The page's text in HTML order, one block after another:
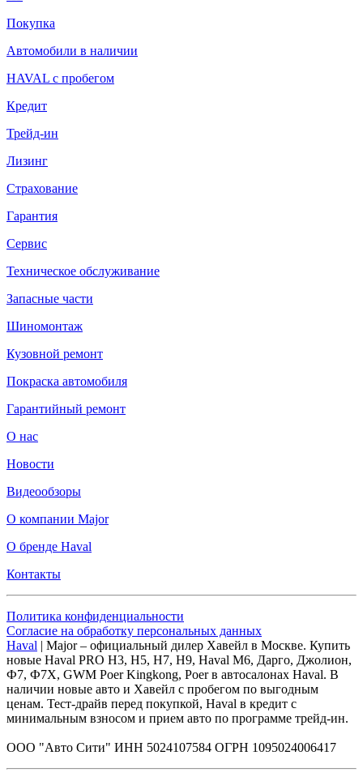
Покупка
Автомобили в наличии
HAVAL с пробегом
Кредит
Трейд-ин
Лизинг
Страхование
Гарантия
Сервис
Техническое обслуживание
Запасные части
Шиномонтаж
Кузовной ремонт
Покраска автомобиля
Гарантийный ремонт
О нас
Новости
Видеообзоры
О компании Major
О бренде Haval
Контакты
Политика конфиденциальности
Согласие на обработку персональных данных
Haval | Major – официальный дилер Хавейл в Москве. Купить
новые Haval PRO H3, Н5, H7, Н9, Haval М6, Дарго, Джолион,
Ф7, Ф7Х, GWM Poer Kingkong, Poer в автосалонах Haval. В
наличии новые авто и Хавейл с пробегом по выгодным
ценам. Тест-драйв перед покупкой, Haval в кредит с
минимальным взносом и прием авто по программе трейд-ин.
ООО "Авто Сити" ИНН 5024107584 ОГРН 1095024006417